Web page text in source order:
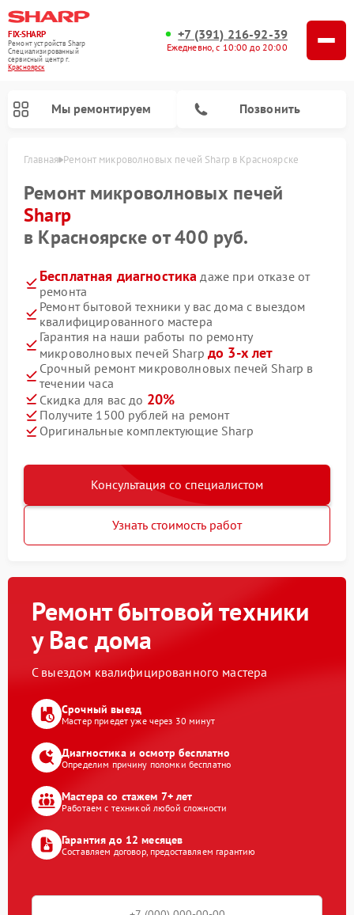
FIX-SHARP
Ремонт устройств Sharp
Специализированный
cервисный центр г.
Красноярск
+7 (391) 216-92-39
Ежедневно, с 10:00 до 20:00
Мы ремонтируем Позвонить
Главная Ремонт микроволновых печей Sharp в Красноярске
Ремонт микроволновых печей
Sharp
в Красноярске от 400 руб.
Бесплатная диагностика даже при отказе от
ремонта
Ремонт бытовой техники у вас дома с выездом
квалифицированного мастера
Гарантия на наши работы по ремонту
микроволновых печей Sharp до 3-х лет
Срочный ремонт микроволновых печей Sharp в
течении часа
Скидка для вас до 20%
Получите 1500 рублей на ремонт
Оригинальные комплектующие Sharp
Консультация со специалистом
Узнать стоимость работ
Ремонт бытовой техники
у Вас дома
С выездом квалифицированного мастера
Срочный выезд
Мастер приедет уже через 30 минут
Диагностика и осмотр бесплатно
Определим причину поломки бесплатно
Мастера со стажем 7+ лет
Работаем с техникой любой сложности
Гарантия до 12 месяцев
Составляем договор, предоставляем гарантию